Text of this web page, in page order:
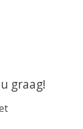
graag!